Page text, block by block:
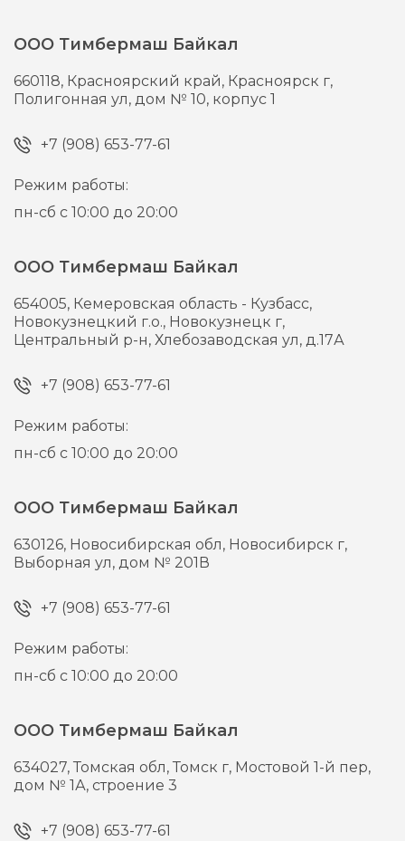
ООО Тимбермаш Байкал
660118, Красноярский край, Красноярск г,
Полигонная ул, дом № 10, корпус 1
+7 (908) 653-77-61
Режим работы:
пн-сб с 10:00 до 20:00
ООО Тимбермаш Байкал
654005, Кемеровская область - Кузбасс,
Новокузнецкий г.о., Новокузнецк г,
Центральный р-н, Хлебозаводская ул, д.17А
+7 (908) 653-77-61
Режим работы:
пн-сб с 10:00 до 20:00
ООО Тимбермаш Байкал
630126, Новосибирская обл, Новосибирск г,
Выборная ул, дом № 201В
+7 (908) 653-77-61
Режим работы:
пн-сб с 10:00 до 20:00
ООО Тимбермаш Байкал
634027,Томская обл, Томск г, Мостовой 1-й пер,
дом № 1А, строение 3
+7 (908) 653-77-61